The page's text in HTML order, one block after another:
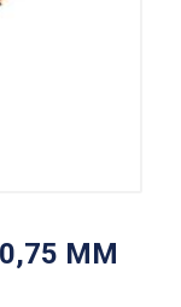
MM